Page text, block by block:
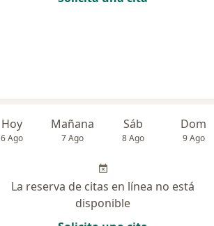
Hoy
6 Ago
Mañana
7 Ago
Sáb
8 Ago
Dom
9 Ago
La reserva de citas en línea no está
disponible